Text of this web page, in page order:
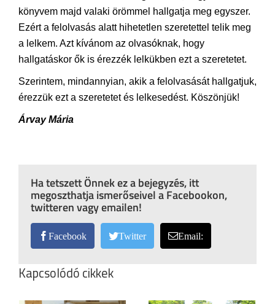
könyvem majd valaki örömmel hallgatja meg egyszer.
Ezért a felolvasás alatt hihetetlen szeretettel telik meg
a lelkem. Azt kívánom az olvasóknak, hogy
hallgatáskor ők is érezzék lelkükben ezt a szeretetet.
Szerintem, mindannyian, akik a felolvasását hallgatjuk,
érezzük ezt a szeretetet és lelkesedést. Köszönjük!
Árvay Mária
Ha tetszett Önnek ez a bejegyzés, itt
megoszthatja ismerőseivel a Facebookon,
twitteren vagy emailen!
Facebook Twitter Email:
Kapcsolódó cikkek